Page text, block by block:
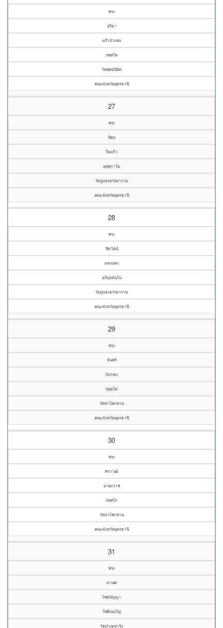
พระ
สุริยา
แก้วบัวเคน
ภทฺทโท
วัดพุทธนิมิต
คณะจังหวัดอุดรธานี
27
พระ
นิยม
ใยแก้ว
อตฺตุกาโม
วัดภูแสงธรรมาราม
คณะจังหวัดอุดรธานี
28
พระ
ชัยวัตน์
แสงแดง
อภิปฺปสนฺโน
วัดภูแสงธรรมาราม
คณะจังหวัดอุดรธานี
29
พระ
จันทร์
ปังกลบ
ปยุตฺโต
วัดป่าโคกขาน
คณะจังหวัดอุดรธานี
30
พระ
ศราวุฒิ
มาตะราช
ภทฺทโก
วัดป่าโคกขาน
คณะจังหวัดอุดรธานี
31
พระ
อานพ
ไชยปัญญา
โชติปญฺโญ
วัดป่าภูเขารัง